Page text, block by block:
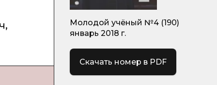
,
Молодой учёный №4 (190)
январь 2018 г.
Скачать номер в PDF